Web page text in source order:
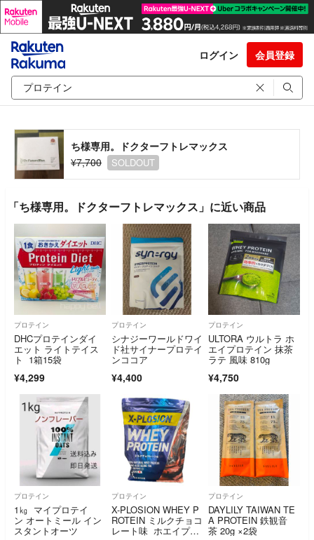
ログイン 会員登録
ち様専用。ドクターフトレマックス
¥7,700
SOLDOUT
「ち様専用。ドクターフトレマックス」に近い商品
プロテイン
DHCプロテインダイ
エット ライトテイス
ト 1箱15袋
¥4,299
プロテイン
シナジーワールドワイ
ド社サイナープロテイ
ンココア
¥4,400
プロテイン
ULTORA ウルトラ ホ
エイプロテイン 抹茶
ラテ 風味 810g
¥4,750
プロテイン
1㎏ マイプロテイ
ン オートミール イン
スタントオーツ
プロテイン
X-PLOSION WHEY P
ROTEIN ミルクチョコ
レート味 ホエイプロ
プロテイン
DAYLILY TAIWAN TE
A PROTEIN 鉄観音
茶 20g ×2袋